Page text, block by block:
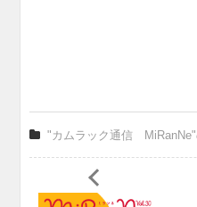
"カムラック通信 MiRanNe"